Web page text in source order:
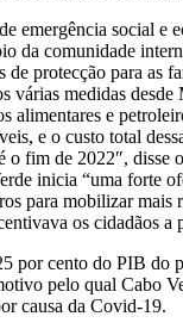
emergência social e
da comunidade
de protecção para as
várias medidas desde
alimentares e
e o custo total
o fim de 2022″, disse
inicia “uma forte
para mobilizar mais
os cidadãos a
por cento do PIB do
pelo qual Cabo
causa da Covid-19.